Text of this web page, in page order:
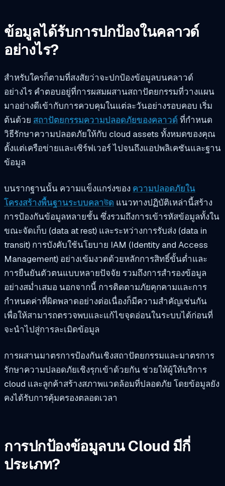
ข้อมูลได้รับการปกป้องในคลาวด์
อย่างไร?
สำหรับใครก็ตามที่สงสัยว่าจะปกป้องข้อมูลบนคลาวด์
อย่างไร คำตอบอยู่ที่การผสมผสานสถาปัตยกรรมที่วางแผน
มาอย่างดีเข้ากับการควบคุมในแต่ละวันอย่างรอบคอบ เริ่ม
ต้นด้วย สถาปัตยกรรมความปลอดภัยของคลาวด์ ที่กำหนด
วิธีรักษาความปลอดภัยให้กับ cloud assets ทั้งหมดของคุณ
ตั้งแต่เครือข่ายและเซิร์ฟเวอร์ ไปจนถึงแอปพลิเคชันและฐาน
ข้อมูล
บนรากฐานนั้น ความแข็งแกร่งของ ความปลอดภัยใน
โครงสร้างพื้นฐานระบบคลาউด แนวทางปฏิบัติเหล่านี้สร้าง
การป้องกันข้อมูลหลายชั้น ซึ่งรวมถึงการเข้ารหัสข้อมูลทั้งใน
ขณะจัดเก็บ (data at rest) และระหว่างการรับส่ง (data in
transit) การบังคับใช้นโยบาย IAM (Identity and Access
Management) อย่างเข้มงวดด้วยหลักการสิทธิ์ขั้นต่ำและ
การยืนยันตัวตนแบบหลายปัจจัย รวมถึงการสำรองข้อมูล
อย่างสม่ำเสมอ นอกจากนี้ การติดตามภัยคุกคามและการ
กำหนดค่าที่ผิดพลาดอย่างต่อเนื่องก็มีความสำคัญเช่นกัน
เพื่อให้สามารถตรวจพบและแก้ไขจุดอ่อนในระบบได้ก่อนที่
จะนำไปสู่การละเมิดข้อมูล
การผสานมาตรการป้องกันเชิงสถาปัตยกรรมและมาตรการ
รักษาความปลอดภัยเชิงรุกเข้าด้วยกัน ช่วยให้ผู้ให้บริการ
cloud และลูกค้าสร้างสภาพแวดล้อมที่ปลอดภัย โดยข้อมูลยัง
คงได้รับการคุ้มครองตลอดเวลา
การปกป้องข้อมูลบน Cloud มีกี่
ประเภท?